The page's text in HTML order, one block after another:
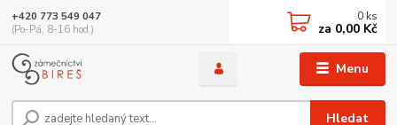
Menu
Hledat
+420 773 549 047
(Po-Pá, 8-16 hod.)
0 ks
za 0,00 Kč